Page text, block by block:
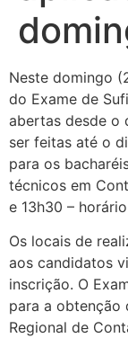
Neste domingo
do Exame de
abertas desde o
ser feitas até o
para os
técnicos em
e 13h30 –
Os locais de
aos candidatos
inscrição. O
para a obtenção
Regional de